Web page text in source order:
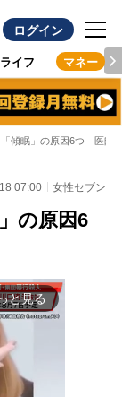
ログイン
ライフ マネー
「傾眠」の原因6つ 医師
07:00 女性セブン
の原因6
と見る